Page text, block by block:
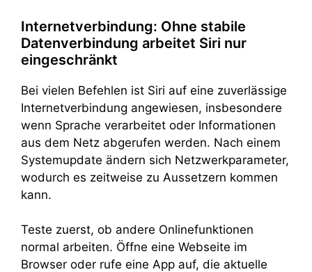
Internetverbindung: Ohne stabile
Datenverbindung arbeitet Siri nur
eingeschränkt
Bei vielen Befehlen ist Siri auf eine zuverlässige
Internetverbindung angewiesen, insbesondere
wenn Sprache verarbeitet oder Informationen
aus dem Netz abgerufen werden. Nach einem
Systemupdate ändern sich Netzwerkparameter,
wodurch es zeitweise zu Aussetzern kommen
kann.
Teste zuerst, ob andere Onlinefunktionen
normal arbeiten. Öffne eine Webseite im
Browser oder rufe eine App auf, die aktuelle